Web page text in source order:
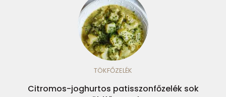
TÖKFŐZELÉK
Citromos-joghurtos patisszonfőzelék sok